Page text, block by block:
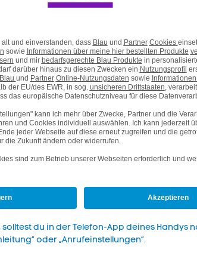
dafür nur den jeweiligen Code mit
ändern
Menüs unterscheiden. Wir zeigen dir
du in der Telefon-App deines Handys
oder „Anrufeinstellungen“.